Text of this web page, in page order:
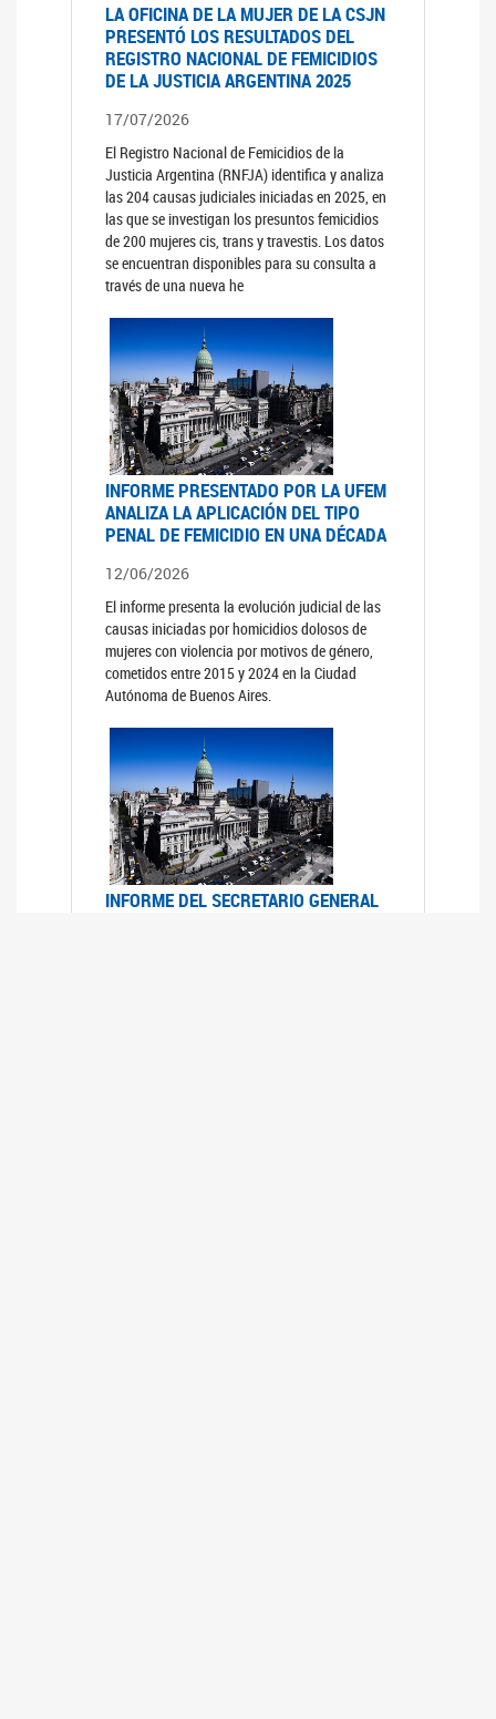
LA OFICINA DE LA MUJER DE LA CSJN
PRESENTÓ LOS RESULTADOS DEL
REGISTRO NACIONAL DE FEMICIDIOS
DE LA JUSTICIA ARGENTINA 2025
17/07/2026
El Registro Nacional de Femicidios de la
Justicia Argentina (RNFJA) identifica y analiza
las 204 causas judiciales iniciadas en 2025, en
las que se investigan los presuntos femicidios
de 200 mujeres cis, trans y travestis. Los datos
se encuentran disponibles para su consulta a
través de una nueva he
INFORME PRESENTADO POR LA UFEM
ANALIZA LA APLICACIÓN DEL TIPO
PENAL DE FEMICIDIO EN UNA DÉCADA
12/06/2026
El informe presenta la evolución judicial de las
causas iniciadas por homicidios dolosos de
mujeres con violencia por motivos de género,
cometidos entre 2015 y 2024 en la Ciudad
Autónoma de Buenos Aires.
INFORME DEL SECRETARIO GENERAL